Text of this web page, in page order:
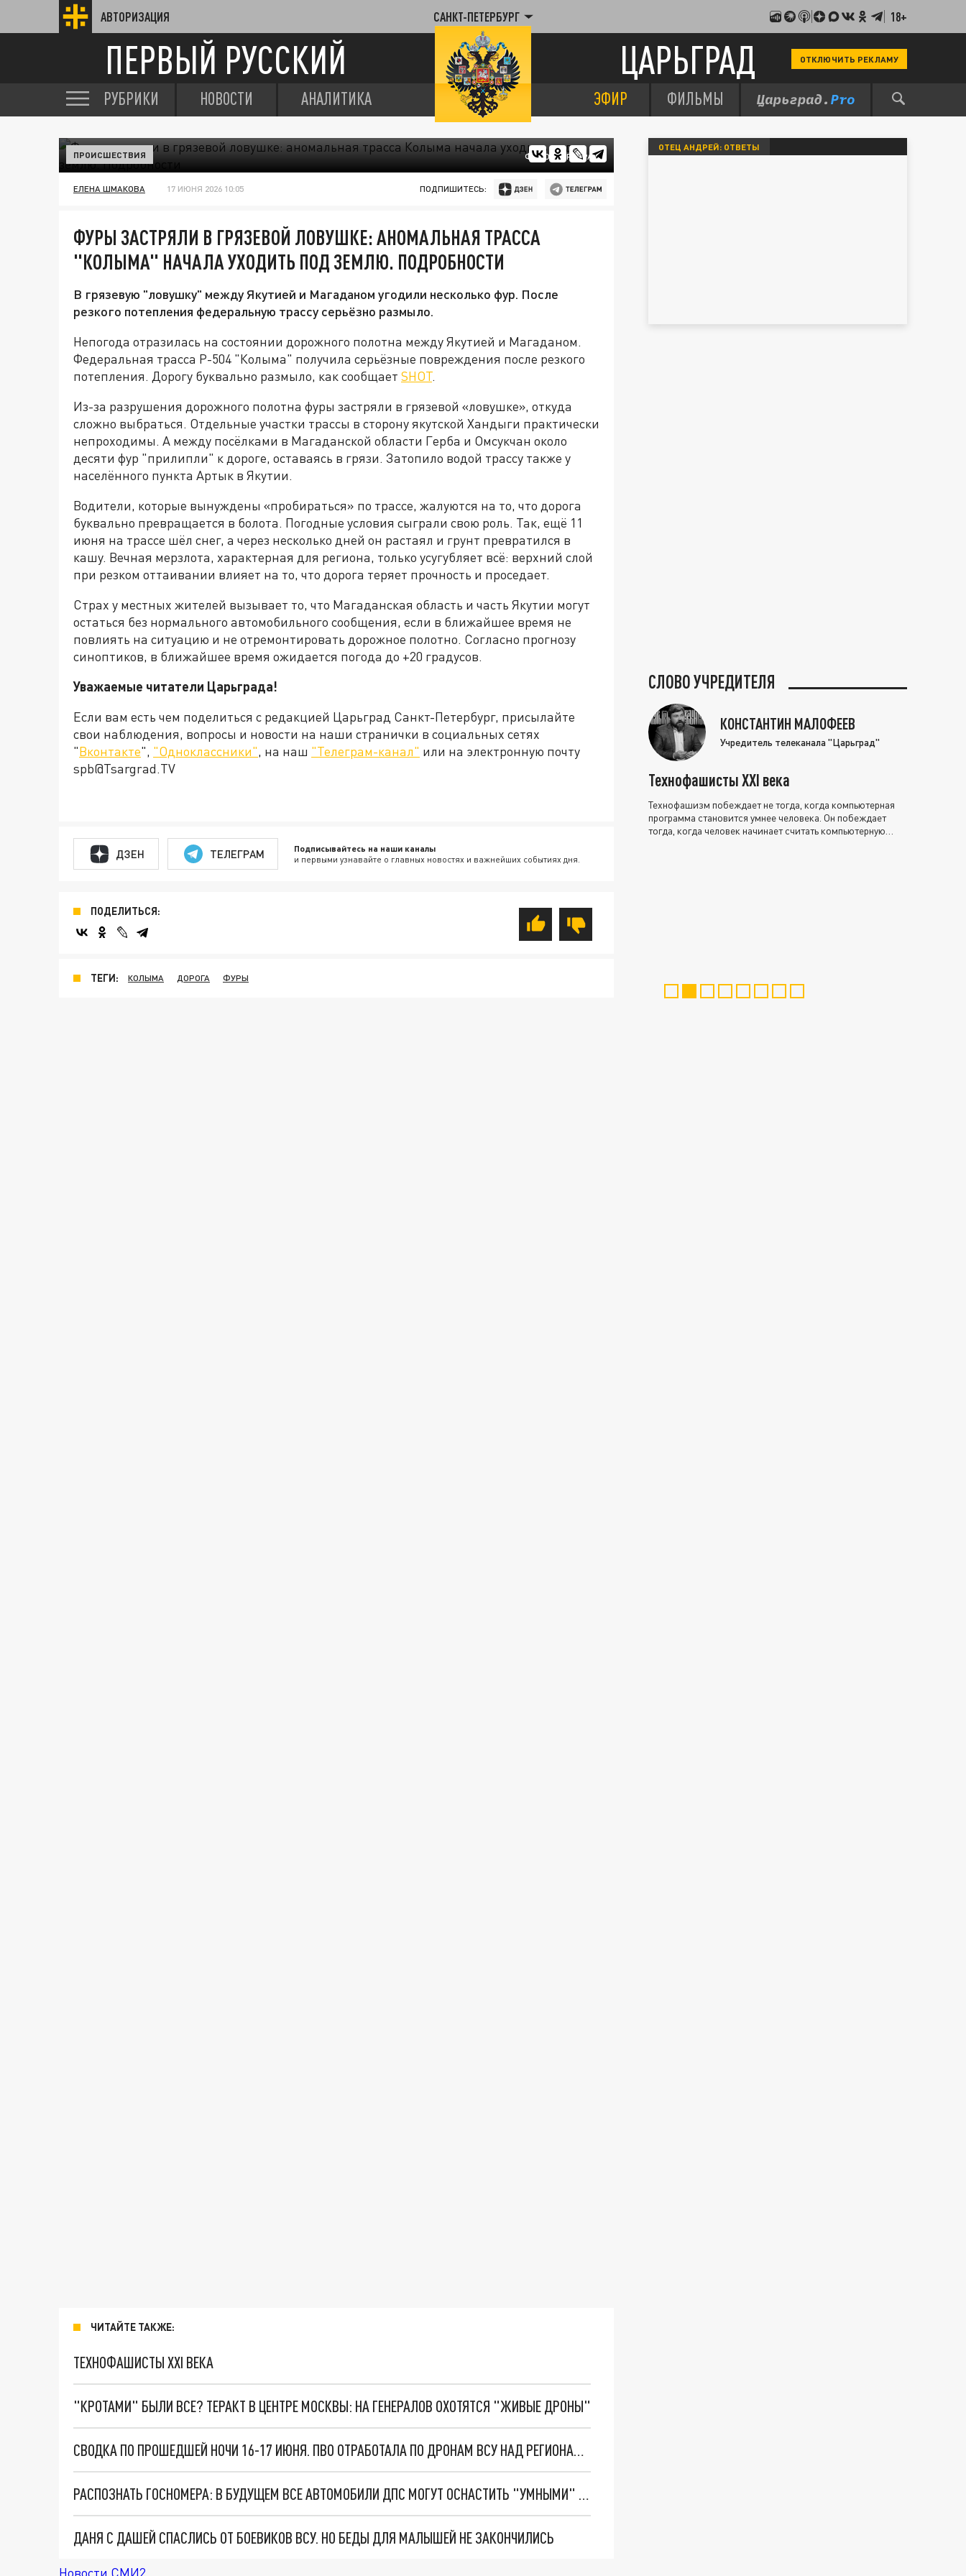
АВТОРИЗАЦИЯ САНКТ-ПЕТЕРБУРГ 18+
ПЕРВЫЙ РУССКИЙ ЦАРЬГРАД ОТКЛЮЧИТЬ РЕКЛАМУ
РУБРИКИ НОВОСТИ АНАЛИТИКА ЭФИР ФИЛЬМЫ
ФОТО: ЦАРЬГРАД
ПРОИСШЕСТВИЯ
ЕЛЕНА ШМАКОВА 17 ИЮНЯ 2026 10:05 ПОДПИШИТЕСЬ:
ФУРЫ ЗАСТРЯЛИ В ГРЯЗЕВОЙ ЛОВУШКЕ: АНОМАЛЬНАЯ ТРАССА
"КОЛЫМА" НАЧАЛА УХОДИТЬ ПОД ЗЕМЛЮ. ПОДРОБНОСТИ
В грязевую "ловушку" между Якутией и Магаданом угодили несколько фур. После
резкого потепления федеральную трассу серьёзно размыло.
Непогода отразилась на состоянии дорожного полотна между Якутией и Магаданом.
Федеральная трасса Р-504 "Колыма" получила серьёзные повреждения после резкого
потепления. Дорогу буквально размыло, как сообщает SHOT.
Из-за разрушения дорожного полотна фуры застряли в грязевой «ловушке», откуда
сложно выбраться. Отдельные участки трассы в сторону якутской Хандыги практически
непроходимы. А между посёлками в Магаданской области Герба и Омсукчан около
десяти фур "прилипли" к дороге, оставаясь в грязи. Затопило водой трассу также у
населённого пункта Артык в Якутии.
Водители, которые вынуждены «пробираться» по трассе, жалуются на то, что дорога
буквально превращается в болота. Погодные условия сыграли свою роль. Так, ещё 11
июня на трассе шёл снег, а через несколько дней он растаял и грунт превратился в
кашу. Вечная мерзлота, характерная для региона, только усугубляет всё: верхний слой
при резком оттаивании влияет на то, что дорога теряет прочность и проседает.
Страх у местных жителей вызывает то, что Магаданская область и часть Якутии могут
остаться без нормального автомобильного сообщения, если в ближайшее время не
повлиять на ситуацию и не отремонтировать дорожное полотно. Согласно прогнозу
синоптиков, в ближайшее время ожидается погода до +20 градусов.
Уважаемые читатели Царьграда!
Если вам есть чем поделиться с редакцией Царьград Санкт-Петербург, присылайте
свои наблюдения, вопросы и новости на наши странички в социальных сетях
"Вконтакте", "Одноклассники", на наш "Телеграм-канал" или на электронную почту
spb@Tsargrad.TV
ДЗЕН ТЕЛЕГРАМ Подписывайтесь на наши каналы
и первыми узнавайте о главных новостях и важнейших событиях дня.
ПОДЕЛИТЬСЯ:
ТЕГИ: КОЛЫМА ДОРОГА ФУРЫ
ЧИТАЙТЕ ТАКЖЕ:
ТЕХНОФАШИСТЫ XXI ВЕКА
"КРОТАМИ" БЫЛИ ВСЕ? ТЕРАКТ В ЦЕНТРЕ МОСКВЫ: НА ГЕНЕРАЛОВ ОХОТЯТСЯ "ЖИВЫЕ ДРОНЫ"
СВОДКА ПО ПРОШЕДШЕЙ НОЧИ 16-17 ИЮНЯ. ПВО ОТРАБОТАЛА ПО ДРОНАМ ВСУ НАД РЕГИОНАМИ РОССИИ
РАСПОЗНАТЬ ГОСНОМЕРА: В БУДУЩЕМ ВСЕ АВТОМОБИЛИ ДПС МОГУТ ОСНАСТИТЬ "УМНЫМИ" КАМЕРАМИ. ПОДРОБНОСТИ
ДАНЯ С ДАШЕЙ СПАСЛИСЬ ОТ БОЕВИКОВ ВСУ. НО БЕДЫ ДЛЯ МАЛЫШЕЙ НЕ ЗАКОНЧИЛИСЬ
Новости СМИ2
ОТЕЦ АНДРЕЙ: ОТВЕТЫ
СЛОВО УЧРЕДИТЕЛЯ
КОНСТАНТИН МАЛОФЕЕВ
Учредитель телеканала "Царьград"
Технофашисты XXI века
Технофашизм побеждает не тогда, когда компьютерная
программа становится умнее человека. Он побеждает
тогда, когда человек начинает считать компьютерную